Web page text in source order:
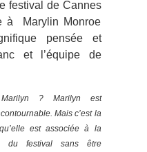
festival de Cannes
à Marylin Monroe
pensée et
et l’équipe de
? Marilyn est
Mais c’est la
est associée à la
du festival sans être